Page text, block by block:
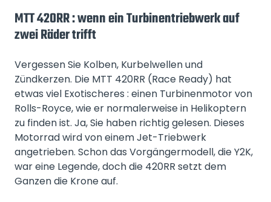
MTT 420RR : wenn ein Turbinentriebwerk auf
zwei Räder trifft
Vergessen Sie Kolben, Kurbelwellen und
Zündkerzen. Die MTT 420RR (Race Ready) hat
etwas viel Exotischeres : einen Turbinenmotor von
Rolls-Royce, wie er normalerweise in Helikoptern
zu finden ist. Ja, Sie haben richtig gelesen. Dieses
Motorrad wird von einem Jet-Triebwerk
angetrieben. Schon das Vorgängermodell, die Y2K,
war eine Legende, doch die 420RR setzt dem
Ganzen die Krone auf.